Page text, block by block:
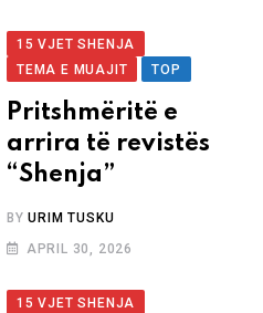
15 VJET SHENJA
TEMA E MUAJIT
TOP
Pritshmëritë e
arrira të revistës
“Shenja”
BYURIM TUSKU
APRIL 30, 2026
15 VJET SHENJA